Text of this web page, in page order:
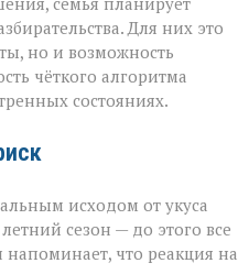
Для них это
но и возможность
чёткого алгоритма
состояниях.
исходом от укуса
сезон — до этого все
что реакция на